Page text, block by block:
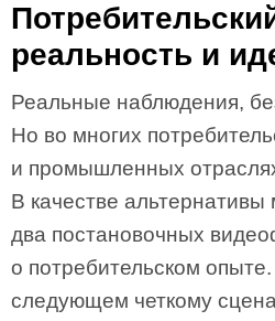
реальность и
Реальные наблюдения,
Но во многих
и промышленных
В качестве
два постановочных
о потребительском
следующем четкому